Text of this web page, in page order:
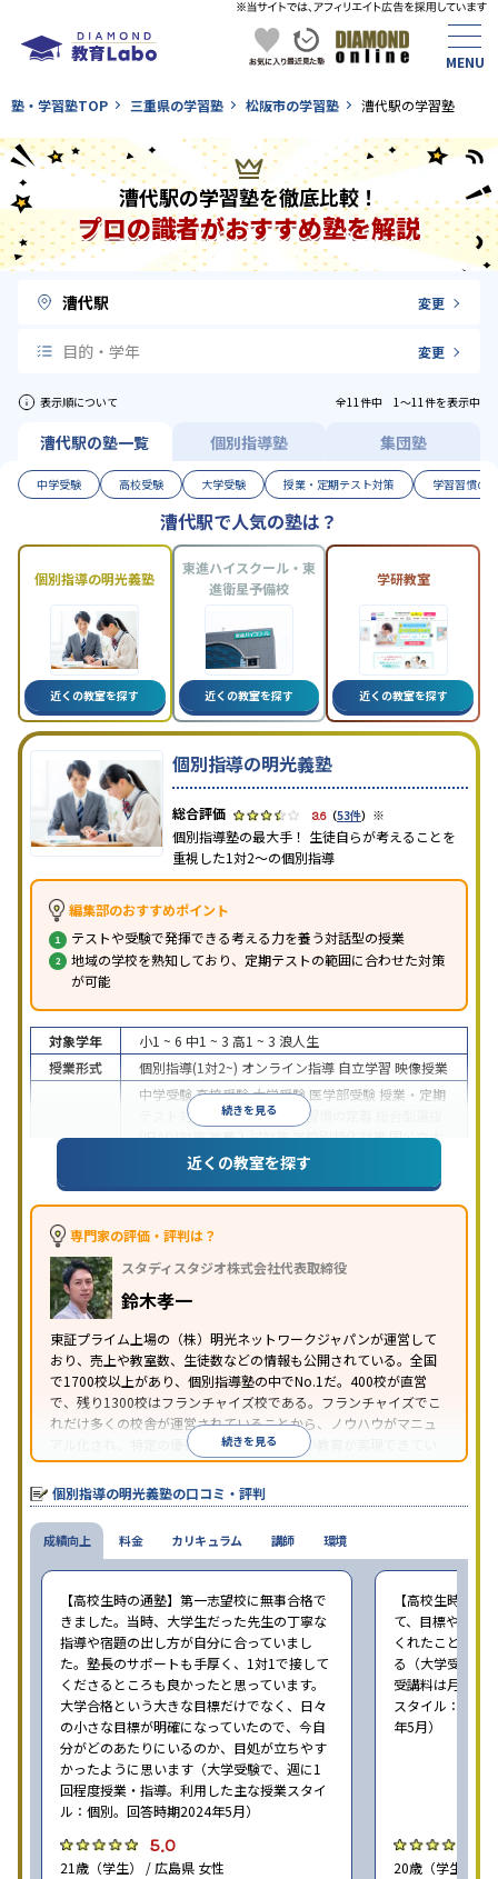
塾・学習塾TOP 三重県の学習塾 松阪市の学習塾 漕代駅の学習塾
漕代駅の学習塾を徹底比較！
プロの識者がおすすめ塾を解説
漕代駅 変更
目的・学年 変更
表示順について 全11件中 1〜11件を表示中
漕代駅の塾一覧 個別指導塾 集団塾
中学受験 高校受験 大学受験 授業・定期テスト対策 学習習慣の
漕代駅で人気の塾は？
個別指導の明光義塾
近くの教室を探す
東進ハイスクール・東
進衛星予備校
近くの教室を探す
学研教室
近くの教室を探す
個別指導の明光義塾
3.6（53件） ※
個別指導塾の最大手！ 生徒自らが考えることを
重視した1対2〜の個別指導
編集部のおすすめポイント
テストや受験で発揮できる考える力を養う対話型の授業
地域の学校を熟知しており、定期テストの範囲に合わせた対策
が可能
続きを見る
対象学年 小1 ~ 6 中1 ~ 3 高1 ~ 3 浪人生
授業形式
個別指導(1対2~) オンライン指導 自立学習 映像授業
中学受験高校受験大学受験 医学部受験 授業・定期
テスト対策
内申点対策 学習習慣の定着
(旧AO)対策推薦入試対策学校別特化対策国公立大
私大対策共通テスト対策
英語・英会話特化
対策その他科目別特化対策
特徴
中高一貫校生に対応
の振替可能
を利用オンライン対応1科目から受講可能
習のみの受講可
り
※2023年3月調査。小学校高学年の個別指導塾アンケート調査方法を参
近くの教室を探す
専門家の評価・評判は？
スタディスタジオ株式会社代表取締役
鈴木孝一
東証プライム上場の（株）明光ネットワークジャパンが運営して
おり、売上や教室数、生徒数などの情報も公開されている。全国
で1700校以上があり、個別指導塾の中でNo.1だ。400校が直営
で、残り1300校はフランチャイズ校である。フランチャイズでこ
れだけ多くの校舎が運営されていることから、ノウハウがマニュ
アル化され、特定の優秀な人材に依存しない教育が実現できてい
ることが推測される。
続きを見る
個別指導の明光義塾の口コミ・評判
成績向上
【高校生時の通塾】第一志望校に無事合格で
きました。当時、大学生だった先生の丁寧な
指導や宿題の出し方が自分に合っていまし
た。塾長のサポートも手厚く、1対1で接して
くださるところも良かったと思っています。
大学合格という大きな目標だけでなく、日々
の小さな目標が明確になっていたので、今自
分がどのあたりにいるのか、目処が立ちやす
かったように思います（大学受験で、週に1
回程度授業・指導。利用した主な授業スタイ
ル：個別。回答時期2024年5月）
5.0
21歳（学生） / 広島県 女性
【高校生時の通
て、目標や勉強
くれたことが、
る（大学受験で
受講料は月
スタイル：個別
年5月）
20歳（学生） /
料金 カリキュラム 講師 環境